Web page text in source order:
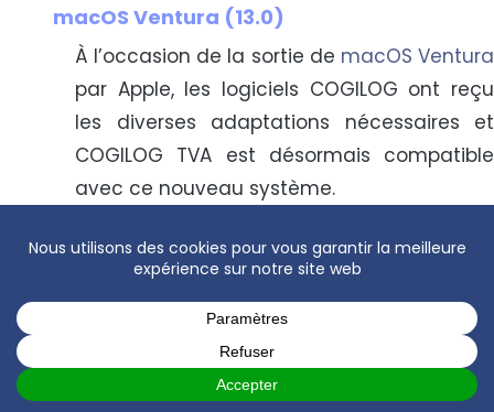
macOS Ventura (13.0)
À l’occasion de la sortie de macOS Ventura
par Apple, les logiciels COGILOG ont reçu
les diverses adaptations nécessaires et
COGILOG TVA est désormais compatible
avec ce nouveau système.
Cette version deCOGILOG TVAfonctionne
sur tous les systèmes macOS depuis la
version 10.14 (Mojave) à la version 13
Ce logiciel fonctionne nativement sur les